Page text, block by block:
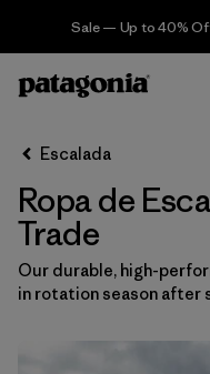
Sale — Up to 40%
Filter & Sort
Ordenar Por
Filtrar por
Category
Filtrar por
Price
Escalada
Ropa de
Trade
Our durable, high-
in rotation season after